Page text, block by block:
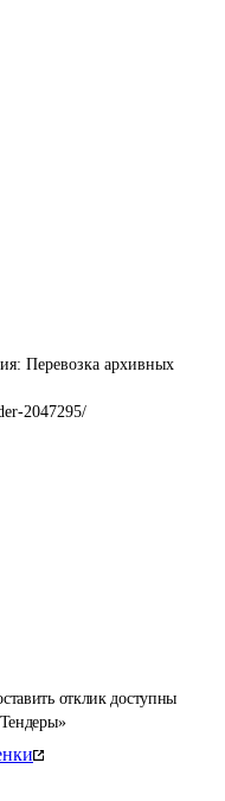
отклик доступны
Перевозка архивных
2047295/